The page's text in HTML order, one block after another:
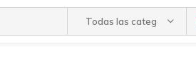
Todas las categorías